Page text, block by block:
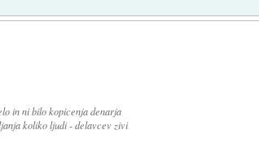
in ni bilo kopicenja denarja
koliko ljudi - delavcev zivi